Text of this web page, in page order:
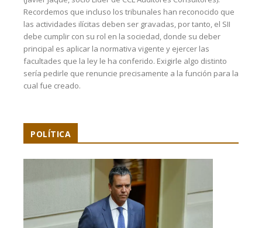
Recordemos que incluso los tribunales han reconocido que
las actividades ilícitas deben ser gravadas, por tanto, el SII
debe cumplir con su rol en la sociedad, donde su deber
principal es aplicar la normativa vigente y ejercer las
facultades que la ley le ha conferido. Exigirle algo distinto
sería pedirle que renuncie precisamente a la función para la
cual fue creado.
POLÍTICA